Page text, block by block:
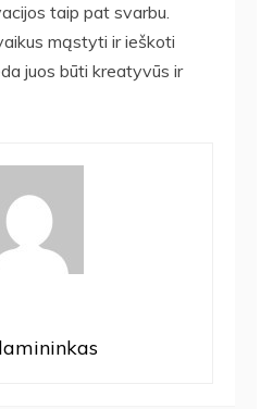
taip pat svarbu.
mąstyti ir ieškoti
juos būti kreatyvūs ir